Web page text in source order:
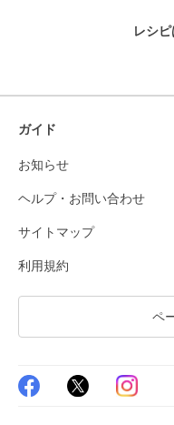
レシ
ガイド
お知らせ
ヘルプ・お問い合わせ
サイトマップ
利用規約
ペ